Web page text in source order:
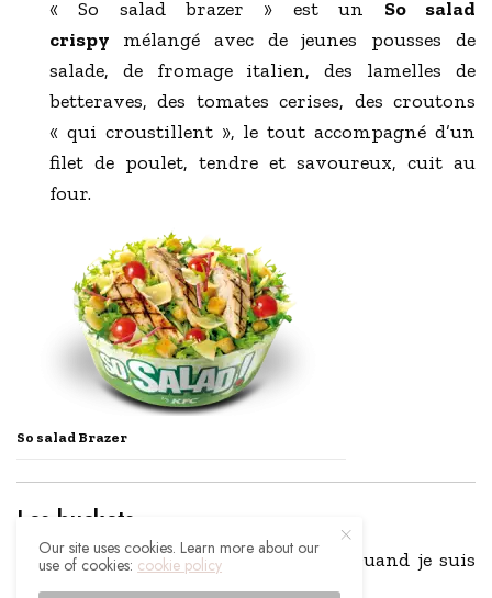
« So salad brazer » est un So salad
crispy mélangé avec de jeunes pousses de
salade, de fromage italien, des lamelles de
betteraves, des tomates cerises, des croutons
« qui croustillent », le tout accompagné d’un
filet de poulet, tendre et savoureux, cuit au
four.
So salad Brazer
Les buckets
Par excellence ce que je prends. Quand je suis
accompagné bi
Our site uses cookies. Learn more about our
use of cookies: cookie policy